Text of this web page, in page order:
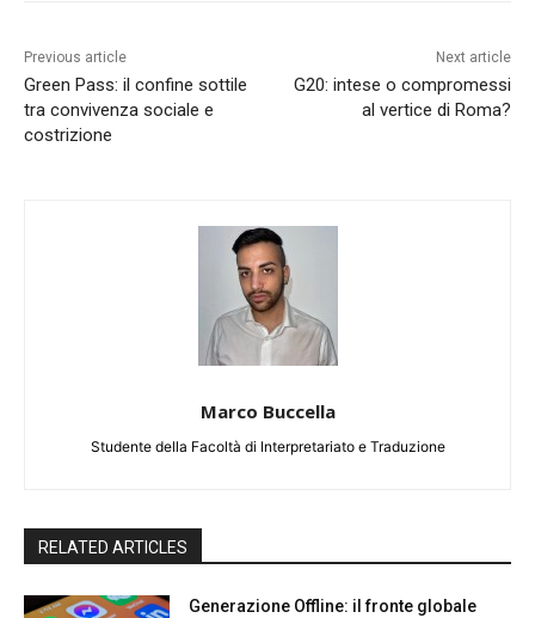
Previous article
Green Pass: il confine sottile
tra convivenza sociale e
costrizione
Next article
G20: intese o compromessi
al vertice di Roma?
Marco Buccella
Studente della Facoltà di Interpretariato e Traduzione
RELATED ARTICLES
Generazione Offline: il fronte globale